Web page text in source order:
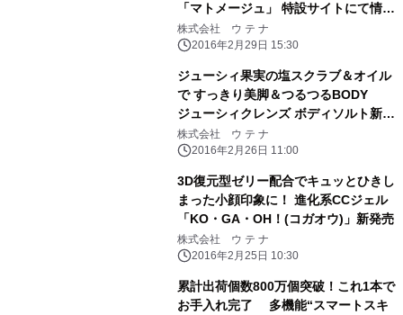
「マトメージュ」 特設サイトにて情報
発信中
株式会社 ウ テ ナ
2016年2月29日 15:30
ジューシィ果実の塩スクラブ＆オイル
で すっきり美脚＆つるつるBODY
ジューシィクレンズ ボディソルト新登
場！
株式会社 ウ テ ナ
2016年2月26日 11:00
3D復元型ゼリー配合でキュッとひきし
まった小顔印象に！ 進化系CCジェル
「KO・GA・OH！(コガオウ)」新発売
株式会社 ウ テ ナ
2016年2月25日 10:30
累計出荷個数800万個突破！これ1本で
お手入れ完了 多機能“スマートスキ